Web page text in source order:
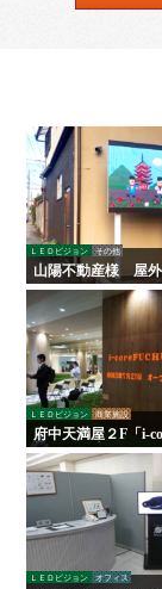
ＬＥＤビジョン その他
山陽不動産様 屋
ン
ＬＥＤビジョン 商業施設
府中天満屋２F「i-
様 LED木目ウォ
ＬＥＤビジョン オフィス